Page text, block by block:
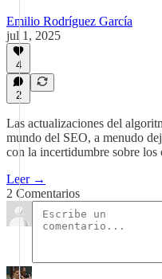
Emilio Rodríguez García
jul 1, 2025
4
2
Las actualizaciones del
mundo del SEO, a menudo
con la incertidumbre sobre
Leer →
2 Comentarios